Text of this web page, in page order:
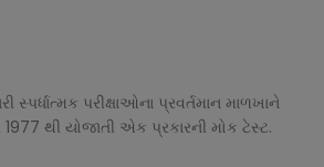
સ્પર્ધાત્મક પરીક્ષાઓના પ્રવર્તમાન માળખાને
થી યોજાતી એક પ્રકારની મોક ટેસ્ટ.